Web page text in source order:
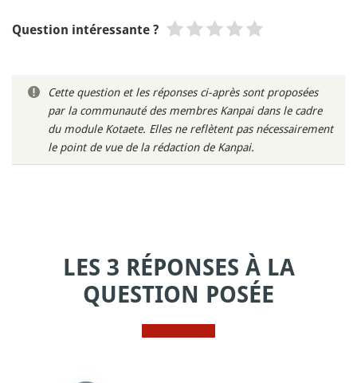
Question intéressante ?
Cette question et les réponses ci-après sont proposées
par la communauté des membres Kanpai dans le cadre
du module Kotaete. Elles ne reflètent pas nécessairement
le point de vue de la rédaction de Kanpai.
LES 3 RÉPONSES À LA
QUESTION POSÉE